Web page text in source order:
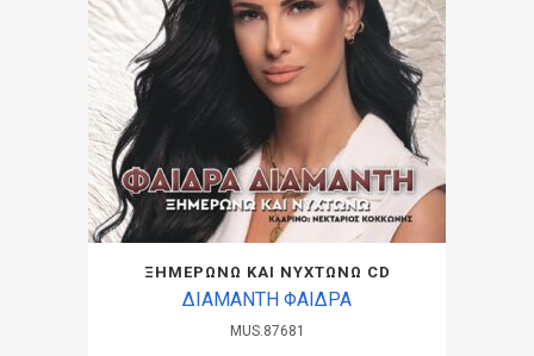
ΞΗΜΕΡΩΝΩ ΚΑΙ ΝΥΧΤΩΝΩ CD
ΔΙΑΜΑΝΤΗ ΦΑΙΔΡΑ
MUS.87681